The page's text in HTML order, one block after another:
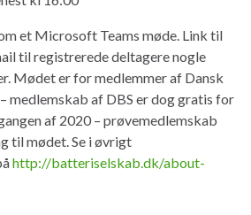
et Microsoft Teams møde. Link til
til registrerede deltagere nogle
Mødet er for medlemmer af Dansk
medlemskab af DBS er dog gratis for
af 2020 – prøvemedlemskab
til mødet. Se i øvrigt
http://batteriselskab.dk/about-